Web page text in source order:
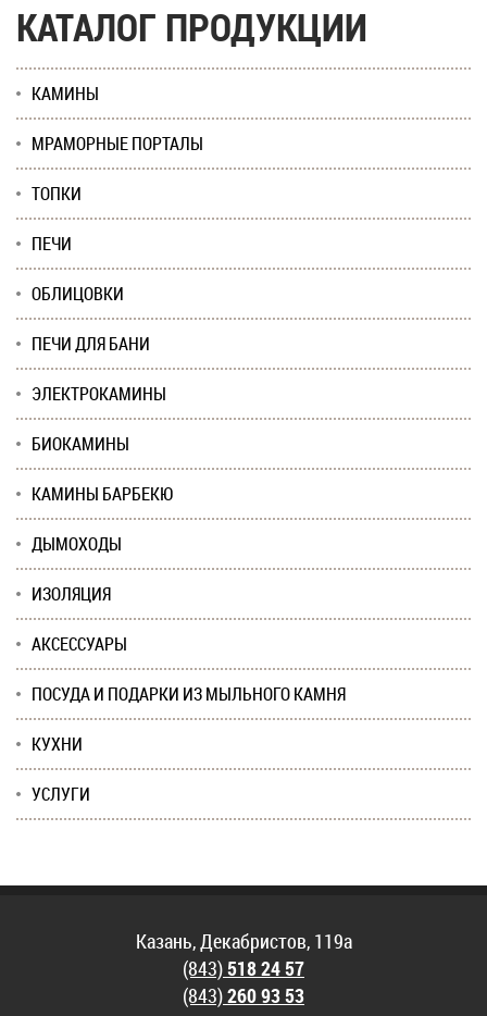
КАТАЛОГ ПРОДУКЦИИ
КАМИНЫ
МРАМОРНЫЕ ПОРТАЛЫ
ТОПКИ
ПЕЧИ
ОБЛИЦОВКИ
ПЕЧИ ДЛЯ БАНИ
ЭЛЕКТРОКАМИНЫ
БИОКАМИНЫ
КАМИНЫ БАРБЕКЮ
ДЫМОХОДЫ
ИЗОЛЯЦИЯ
АКСЕССУАРЫ
ПОСУДА И ПОДАРКИ ИЗ МЫЛЬНОГО КАМНЯ
КУХНИ
УСЛУГИ
Казань, Декабристов, 119а
(843)518 24 57
(843)260 93 53